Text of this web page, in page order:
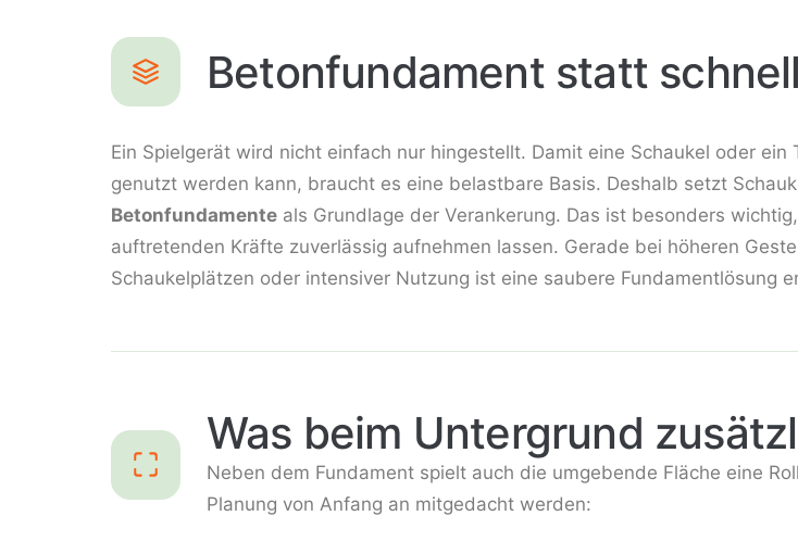
Betonfundament statt
Ein Spielgerät wird nicht einfach nur hingestellt. Damit eine Schaukel oder ein
genutzt werden kann, braucht es eine belastbare Basis. Deshalb setzt
Betonfundamente als Grundlage der Verankerung. Das ist besonders
auftretenden Kräfte zuverlässig aufnehmen lassen. Gerade bei höheren
Schaukelplätzen oder intensiver Nutzung ist eine saubere Fundamentlösung
Was beim Untergrund
Neben dem Fundament spielt auch die umgebende Fläche eine
Planung von Anfang an mitgedacht werden: